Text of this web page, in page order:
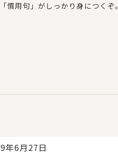
用句」がしっかり身につくぞ。
険だらけ!?」
年6月27日